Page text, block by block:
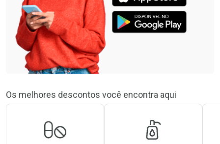
Os melhores descontos você encontra aqui